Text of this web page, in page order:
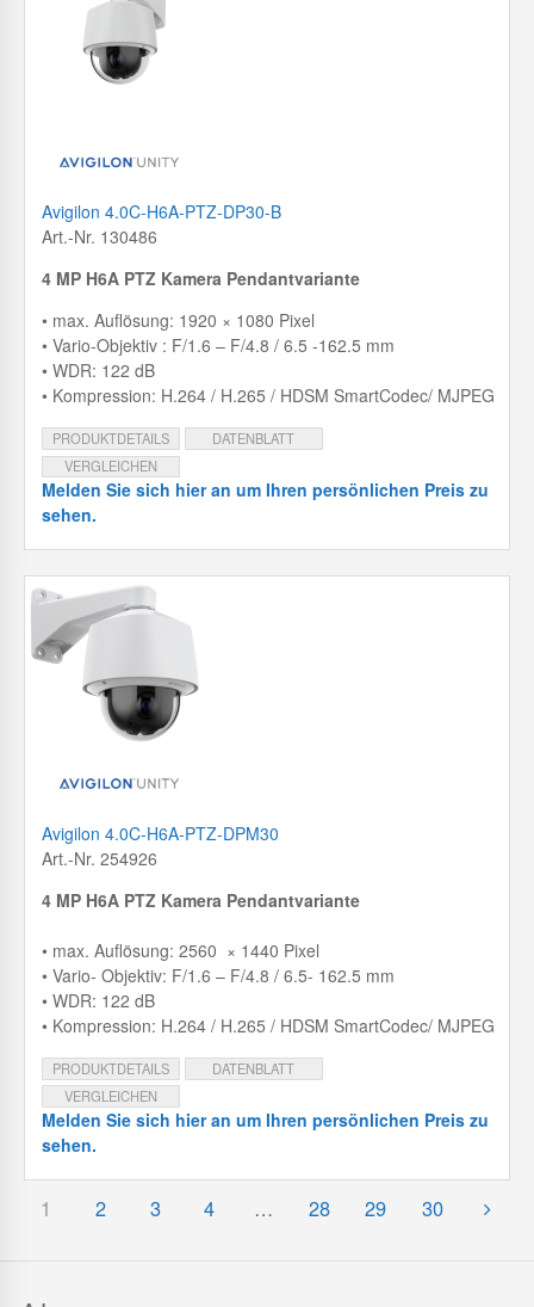
Avigilon 4.0C-H6A-PTZ-DP30-B
Art.-Nr. 130486
4 MP H6A PTZ Kamera Pendantvariante
• max. Auflösung: 1920 × 1080 Pixel
• Vario-Objektiv : F/1.6 – F/4.8 / 6.5 -162.5 mm
• WDR: 122 dB
• Kompression: H.264 / H.265 / HDSM SmartCodec/ MJPEG
PRODUKTDETAILS
DATENBLATT
VERGLEICHEN
Melden Sie sich hier an um Ihren persönlichen Preis zu
sehen.
Avigilon 4.0C-H6A-PTZ-DPM30
Art.-Nr. 254926
4 MP H6A PTZ Kamera Pendantvariante
• max. Auflösung: 2560 × 1440 Pixel
• Vario- Objektiv: F/1.6 – F/4.8 / 6.5- 162.5 mm
• WDR: 122 dB
• Kompression: H.264 / H.265 / HDSM SmartCodec/ MJPEG
PRODUKTDETAILS
DATENBLATT
VERGLEICHEN
Melden Sie sich hier an um Ihren persönlichen Preis zu
sehen.
1 2 3 4 … 28 29 30